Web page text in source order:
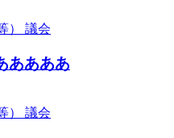
） 議会
ああああ
） 議会